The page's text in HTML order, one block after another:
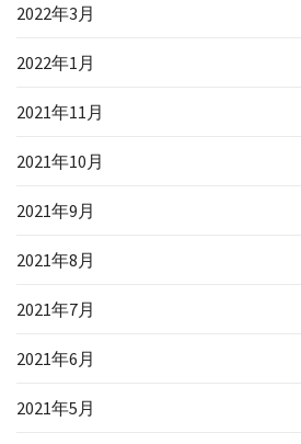
2022年3月
2022年1月
2021年11月
2021年10月
2021年9月
2021年8月
2021年7月
2021年6月
2021年5月